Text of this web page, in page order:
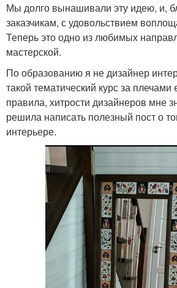
Мы долго вынашивали эту идею, и,
заказчикам, с удовольствием
Теперь это одно из любимых
мастерской.
По образованию я не дизайнер
такой тематический курс за плечами
правила, хитрости дизайнеров мне
решила написать полезный пост о
интерьере.